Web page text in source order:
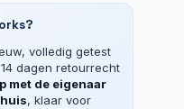
volledig getest
dagen retourrecht
met de eigenaar
, klaar voor